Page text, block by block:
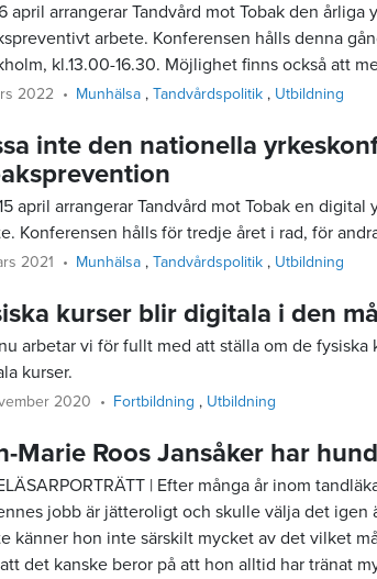
april arrangerar Tandvård mot Tobak den årliga
arbete. Konferensen hålls denna
kl.13.00-16.30. Möjlighet finns också att
2022 Munhälsa Tandvårdspolitik Utbildning
inte den nationella
april arrangerar Tandvård mot Tobak en
Konferensen hålls för tredje året i rad, för
2021 Munhälsa Tandvårdspolitik Utbildning
kurser blir digitala i den
arbetar vi för fullt med att ställa om de fysiska
kurser.
2020 Fortbildning Utbildning
Marie Roos Jansåker har
| Efter många år inom
jobb är jätteroligt och skulle välja det igen
känner hon inte särskilt mycket av det vilket
det kanske beror på att hon alltid har tränat